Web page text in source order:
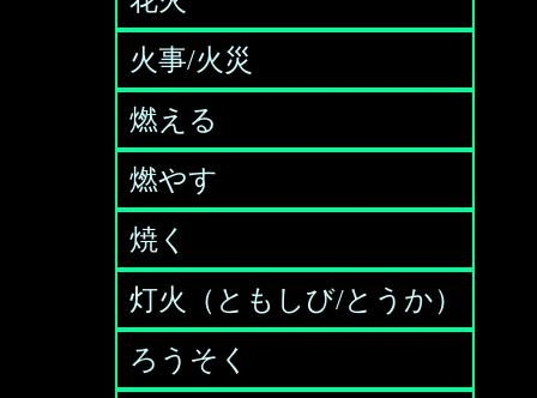
火事/火災
燃える
燃やす
焼く
灯火（ともしび/とうか）
ろうそく